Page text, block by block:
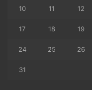
10 11 12
17 18 19
24 25 26
31